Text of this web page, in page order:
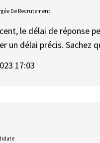
De Recrutement
le délai de réponse
un délai précis. Sachez
17:03